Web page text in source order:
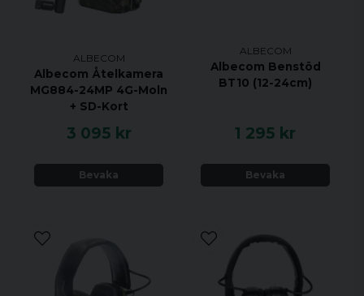
ALBECOM
Albecom Åtelkamera
MG884-24MP 4G-Moln
+ SD-Kort
3 095 kr
Bevaka
ALBECOM
Albecom Benstöd
BT10 (12-24cm)
1 295 kr
Bevaka